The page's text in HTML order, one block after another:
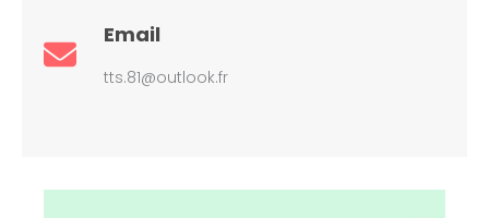
Email
tts.81@outlook.fr